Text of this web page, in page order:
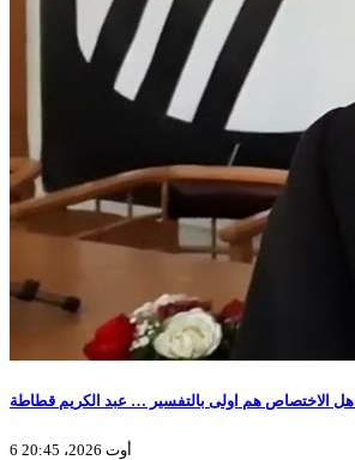
اهل الاختصاص هم اولى بالتفسير … عبد الكريم قطاطة
6 أوت 2026، 20:45